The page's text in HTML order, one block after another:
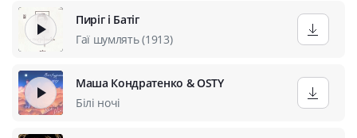
Пиріг і Батіг
Гаї шумлять (1913)
Маша Кондратенко & OSTY
Білі ночі